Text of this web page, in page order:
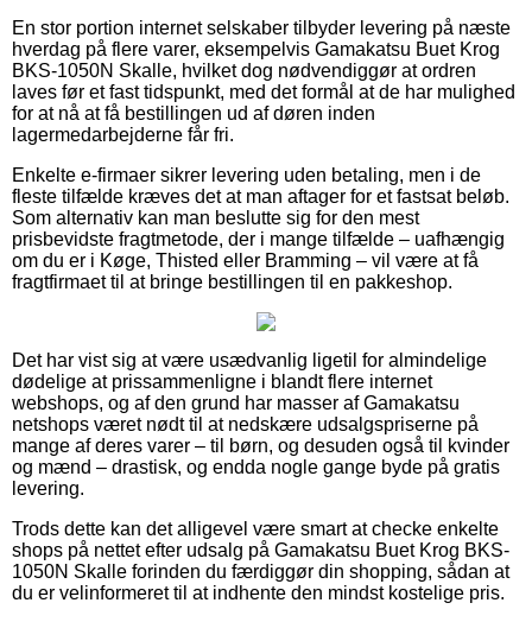
En stor portion internet selskaber tilbyder levering på næste
hverdag på flere varer, eksempelvis Gamakatsu Buet Krog
BKS-1050N Skalle, hvilket dog nødvendiggør at ordren
laves før et fast tidspunkt, med det formål at de har mulighed
for at nå at få bestillingen ud af døren inden
lagermedarbejderne får fri.
Enkelte e-firmaer sikrer levering uden betaling, men i de
fleste tilfælde kræves det at man aftager for et fastsat beløb.
Som alternativ kan man beslutte sig for den mest
prisbevidste fragtmetode, der i mange tilfælde – uafhængig
om du er i Køge, Thisted eller Bramming – vil være at få
fragtfirmaet til at bringe bestillingen til en pakkeshop.
Det har vist sig at være usædvanlig ligetil for almindelige
dødelige at prissammenligne i blandt flere internet
webshops, og af den grund har masser af Gamakatsu
netshops været nødt til at nedskære udsalgspriserne på
mange af deres varer – til børn, og desuden også til kvinder
og mænd – drastisk, og endda nogle gange byde på gratis
levering.
Trods dette kan det alligevel være smart at checke enkelte
shops på nettet efter udsalg på Gamakatsu Buet Krog BKS-
1050N Skalle forinden du færdiggør din shopping, sådan at
du er velinformeret til at indhente den mindst kostelige pris.